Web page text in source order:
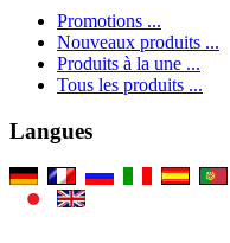
Promotions ...
Nouveaux produits ...
Produits à la une ...
Tous les produits ...
Langues